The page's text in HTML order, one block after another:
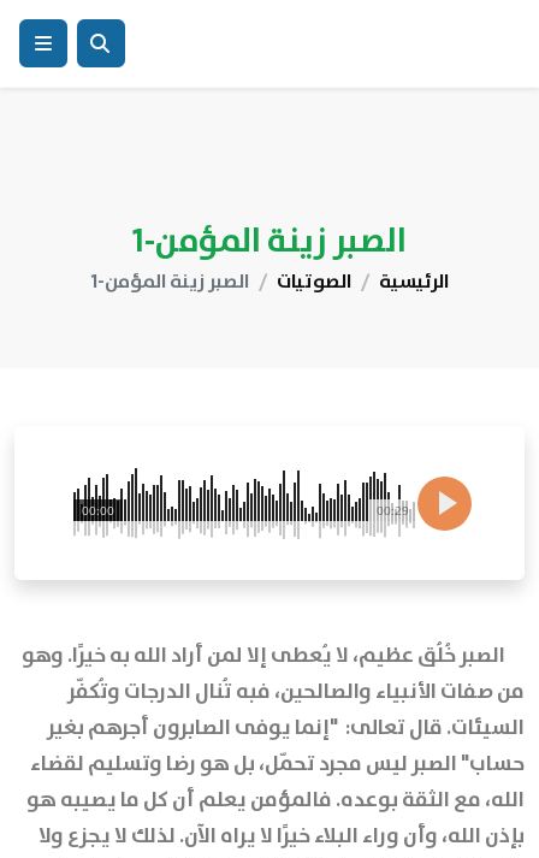
الصبر زينة المؤمن-1
الرئيسية الصوتيات الصبر زينة المؤمن-1
00:29
00:00
الصبر خُلُق عظيم، لا يُعطى إلا لمن أراد الله به خيرًا. وهو
من صفات الأنبياء والصالحين، فبه تُنال الدرجات وتُكفّر
السيئات. قال تعالى: "إنما يوفى الصابرون أجرهم بغير
حساب" الصبر ليس مجرد تحمّل، بل هو رضا وتسليم لقضاء
الله، مع الثقة بوعده. فالمؤمن يعلم أن كل ما يصيبه هو
بإذن الله، وأن وراء البلاء خيرًا لا يراه الآن. لذلك لا يجزع ولا